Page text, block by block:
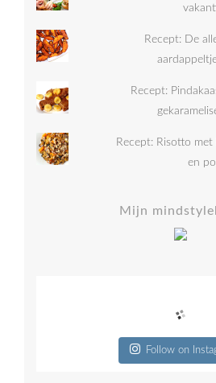
Recept: De
Recept:
Recept: Risotto
en
Mijn
Follow on